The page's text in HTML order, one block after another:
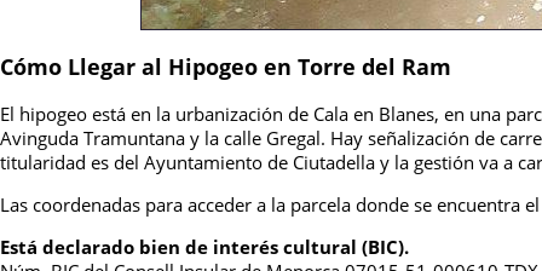
Cómo Llegar al Hipogeo en Torre del Ram
El hipogeo está en la urbanización de Cala en Blanes, en una
Avinguda Tramuntana y la calle Gregal. Hay señalización de
titularidad es del Ayuntamiento de Ciutadella y la gestión va a
Las coordenadas para acceder a la parcela donde se encuentra
Está declarado bien de interés cultural (BIC).